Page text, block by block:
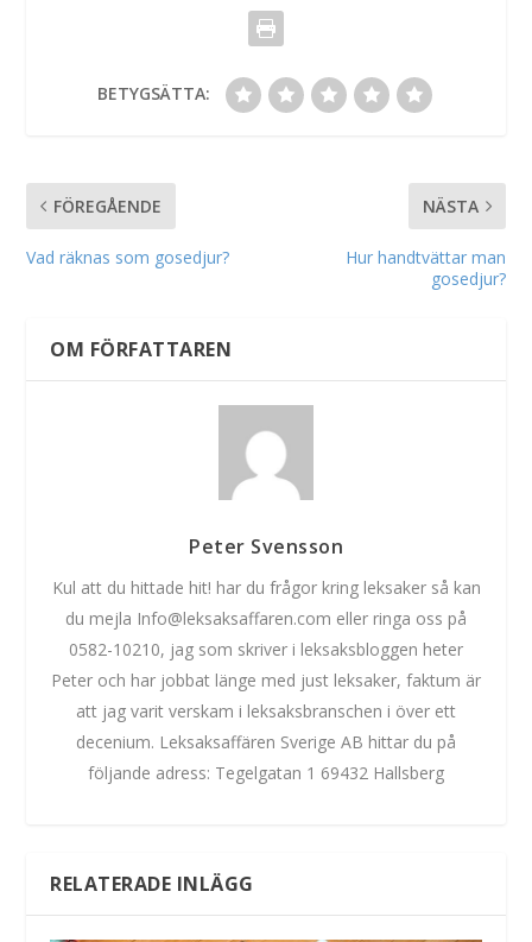
BETYGSÄTTA:
FÖREGÅENDE
Vad räknas som gosedjur?
NÄSTA
Hur handtvättar man
gosedjur?
OM FÖRFATTAREN
Peter Svensson
Kul att du hittade hit! har du frågor kring leksaker så kan
du mejla Info@leksaksaffaren.com eller ringa oss på
0582-10210, jag som skriver i leksaksbloggen heter
Peter och har jobbat länge med just leksaker, faktum är
att jag varit verskam i leksaksbranschen i över ett
decenium. Leksaksaffären Sverige AB hittar du på
följande adress: Tegelgatan 1 69432 Hallsberg
RELATERADE INLÄGG